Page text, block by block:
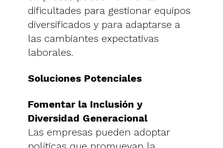
dificultades para gestionar equipos
diversificados y para adaptarse a
las cambiantes expectativas
laborales.
Soluciones Potenciales
Fomentar la Inclusión y
Diversidad Generacional
Las empresas pueden adoptar